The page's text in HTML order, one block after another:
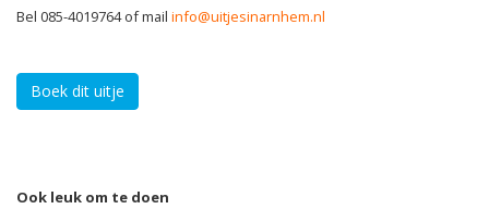
Bel 085-4019764 of mail info@uitjesinarnhem.nl
Boek dit uitje
Ook leuk om te doen